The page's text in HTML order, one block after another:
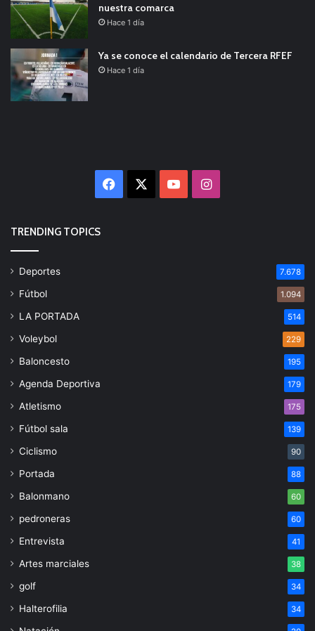
nuestra comarca
Hace 1 día
Ya se conoce el calendario de Tercera RFEF
Hace 1 día
Facebook YouTubeInstagram
TRENDING TOPICS
Deportes 7.678
Fútbol 1.094
LA PORTADA 514
Voleybol 229
Baloncesto 195
Agenda Deportiva 179
Atletismo 175
Fútbol sala 139
Ciclismo 90
Portada 88
Balonmano 60
pedroneras 60
Entrevista 41
Artes marciales 38
golf 34
Halterofilia 34